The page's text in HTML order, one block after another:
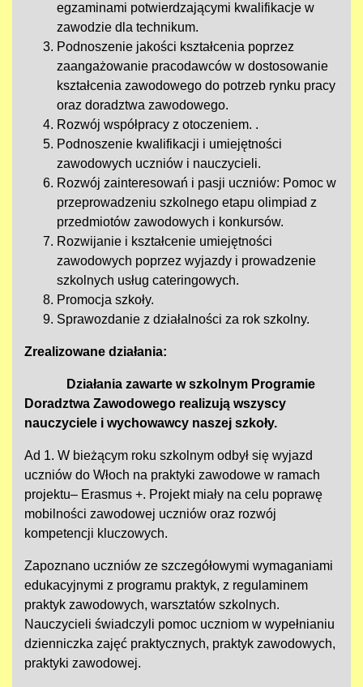
egzaminami potwierdzającymi kwalifikacje w
zawodzie dla technikum.
Podnoszenie jakości kształcenia poprzez
zaangażowanie pracodawców w dostosowanie
kształcenia zawodowego do potrzeb rynku pracy
oraz doradztwa zawodowego.
Rozwój współpracy z otoczeniem. .
Podnoszenie kwalifikacji i umiejętności
zawodowych uczniów i nauczycieli.
Rozwój zainteresowań i pasji uczniów: Pomoc w
przeprowadzeniu szkolnego etapu olimpiad z
przedmiotów zawodowych i konkursów.
Rozwijanie i kształcenie umiejętności
zawodowych poprzez wyjazdy i prowadzenie
szkolnych usług cateringowych.
Promocja szkoły.
Sprawozdanie z działalności za rok szkolny.
Zrealizowane działania:
Działania zawarte w szkolnym Programie
Doradztwa Zawodowego realizują wszyscy
nauczyciele i wychowawcy naszej szkoły.
Ad 1. W bieżącym roku szkolnym odbył się wyjazd
uczniów do Włoch na praktyki zawodowe w ramach
projektu– Erasmus +. Projekt miały na celu poprawę
mobilności zawodowej uczniów oraz rozwój
kompetencji kluczowych.
Zapoznano uczniów ze szczegółowymi wymaganiami
edukacyjnymi z programu praktyk, z regulaminem
praktyk zawodowych, warsztatów szkolnych.
Nauczycieli świadczyli pomoc uczniom w wypełnianiu
dzienniczka zajęć praktycznych, praktyk zawodowych,
praktyki zawodowej.